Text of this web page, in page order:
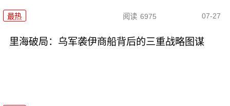
最热 阅读 6975 07-27
里海破局：乌军袭伊商船背后的三重战略图谋